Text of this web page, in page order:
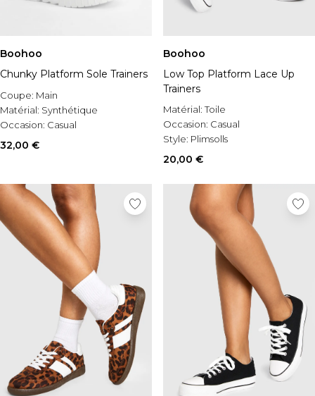
Boohoo
Chunky Platform Sole Trainers
Coupe: Main
Matérial: Synthétique
Occasion: Casual
32,00 €
Boohoo
Low Top Platform Lace Up
Trainers
Matérial:Toile
Occasion: Casual
Style: Plimsolls
20,00 €